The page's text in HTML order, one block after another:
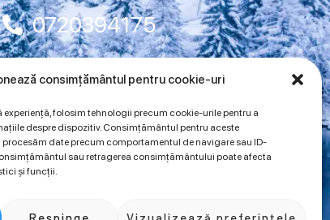
consimțământul pentru cookie-uri
experiență, folosim tehnologii precum cookie-urile pentru a
despre dispozitiv. Consimțământul pentru aceste
procesăm date precum comportamentul de navigare sau ID-
sau retragerea consimțământului poate afecta
și funcții.
0720394175